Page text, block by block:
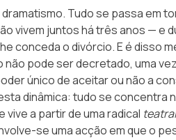
Tudo se passa em
vivem juntos há três anos — e
conceda o divórcio. E é disso
não pode ser decretado, uma
único de aceitar ou não a
dinâmica: tudo se concentra
a partir de uma radical
se uma acção em que o